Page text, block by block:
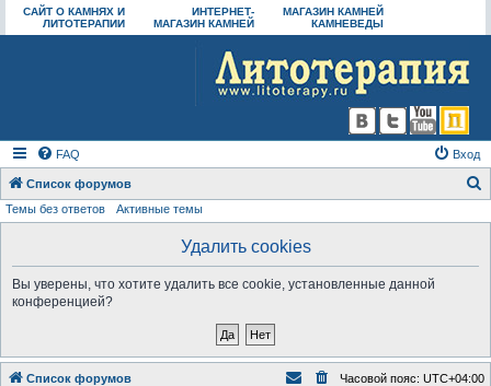
САЙТ О КАМНЯХ И
ЛИТОТЕРАПИИ
ИНТЕРНЕТ-
МАГАЗИН КАМНЕЙ
МАГАЗИН КАМНЕЙ
КАМНЕВЕДЫ
FAQ Вход
Список форумов
Темы без ответов Активные темы
Удалить cookies
Вы уверены, что хотите удалить все cookie, установленные данной
конференцией?
Список форумов Часовой пояс: UTC+04:00